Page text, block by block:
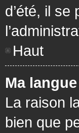
d’été, il
Haut
Ma
La raison
bien que